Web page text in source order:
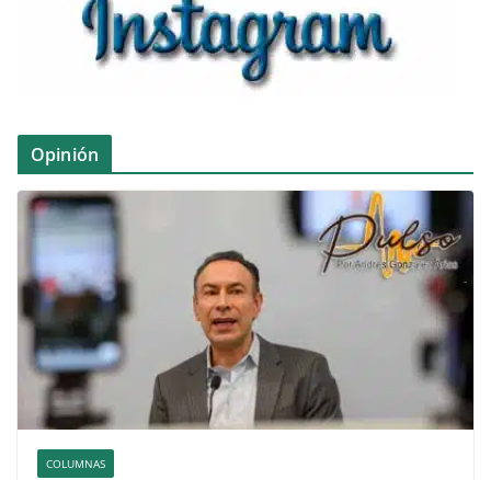
Opinión
COLUMNAS